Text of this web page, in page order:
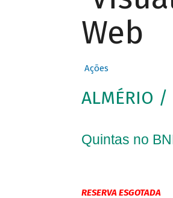
Web
Ações
ALMÉRIO
Quintas no
RESERVA ESGOTADA